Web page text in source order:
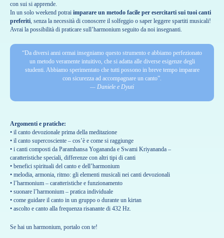
con sui si apprende.
In un solo weekend potrai imparare un metodo facile per esercitarti sui tuoi canti
preferiti, senza la necessità di conoscere il solfeggio o saper leggere spartiti musicali!
Avrai la possibilità di praticare sull’harmonium seguito da noi insegnanti.
“Da diversi anni ormai insegniamo questo strumento e abbiamo perfezionato
un metodo veramente intuitivo, che si adatta alle diverse esigenze degli
studenti. Abbiamo sperimentato che tutti possono in breve tempo imparare
con sicurezza ad accompagnare un canto”.
— Daniele e Dyuti
Argomenti e pratiche:
• il canto devozionale prima della meditazione
• il canto supercosciente – cos’è e come si raggiunge
• i canti composti da Paramhansa Yogananda e Swami Kriyananda –
caratteristiche speciali, differenze con altri tipi di canti
• benefici spirituali del canto e dell’harmonium
• melodia, armonia, ritmo: gli elementi musicali nei canti devozionali
• l’harmonium – caratteristiche e funzionamento
• suonare l’harmonium – pratica individuale
• come guidare il canto in un gruppo o durante un kirtan
• ascolto e canto alla frequenza risanante di 432 Hz.
Se hai un harmonium, portalo con te!